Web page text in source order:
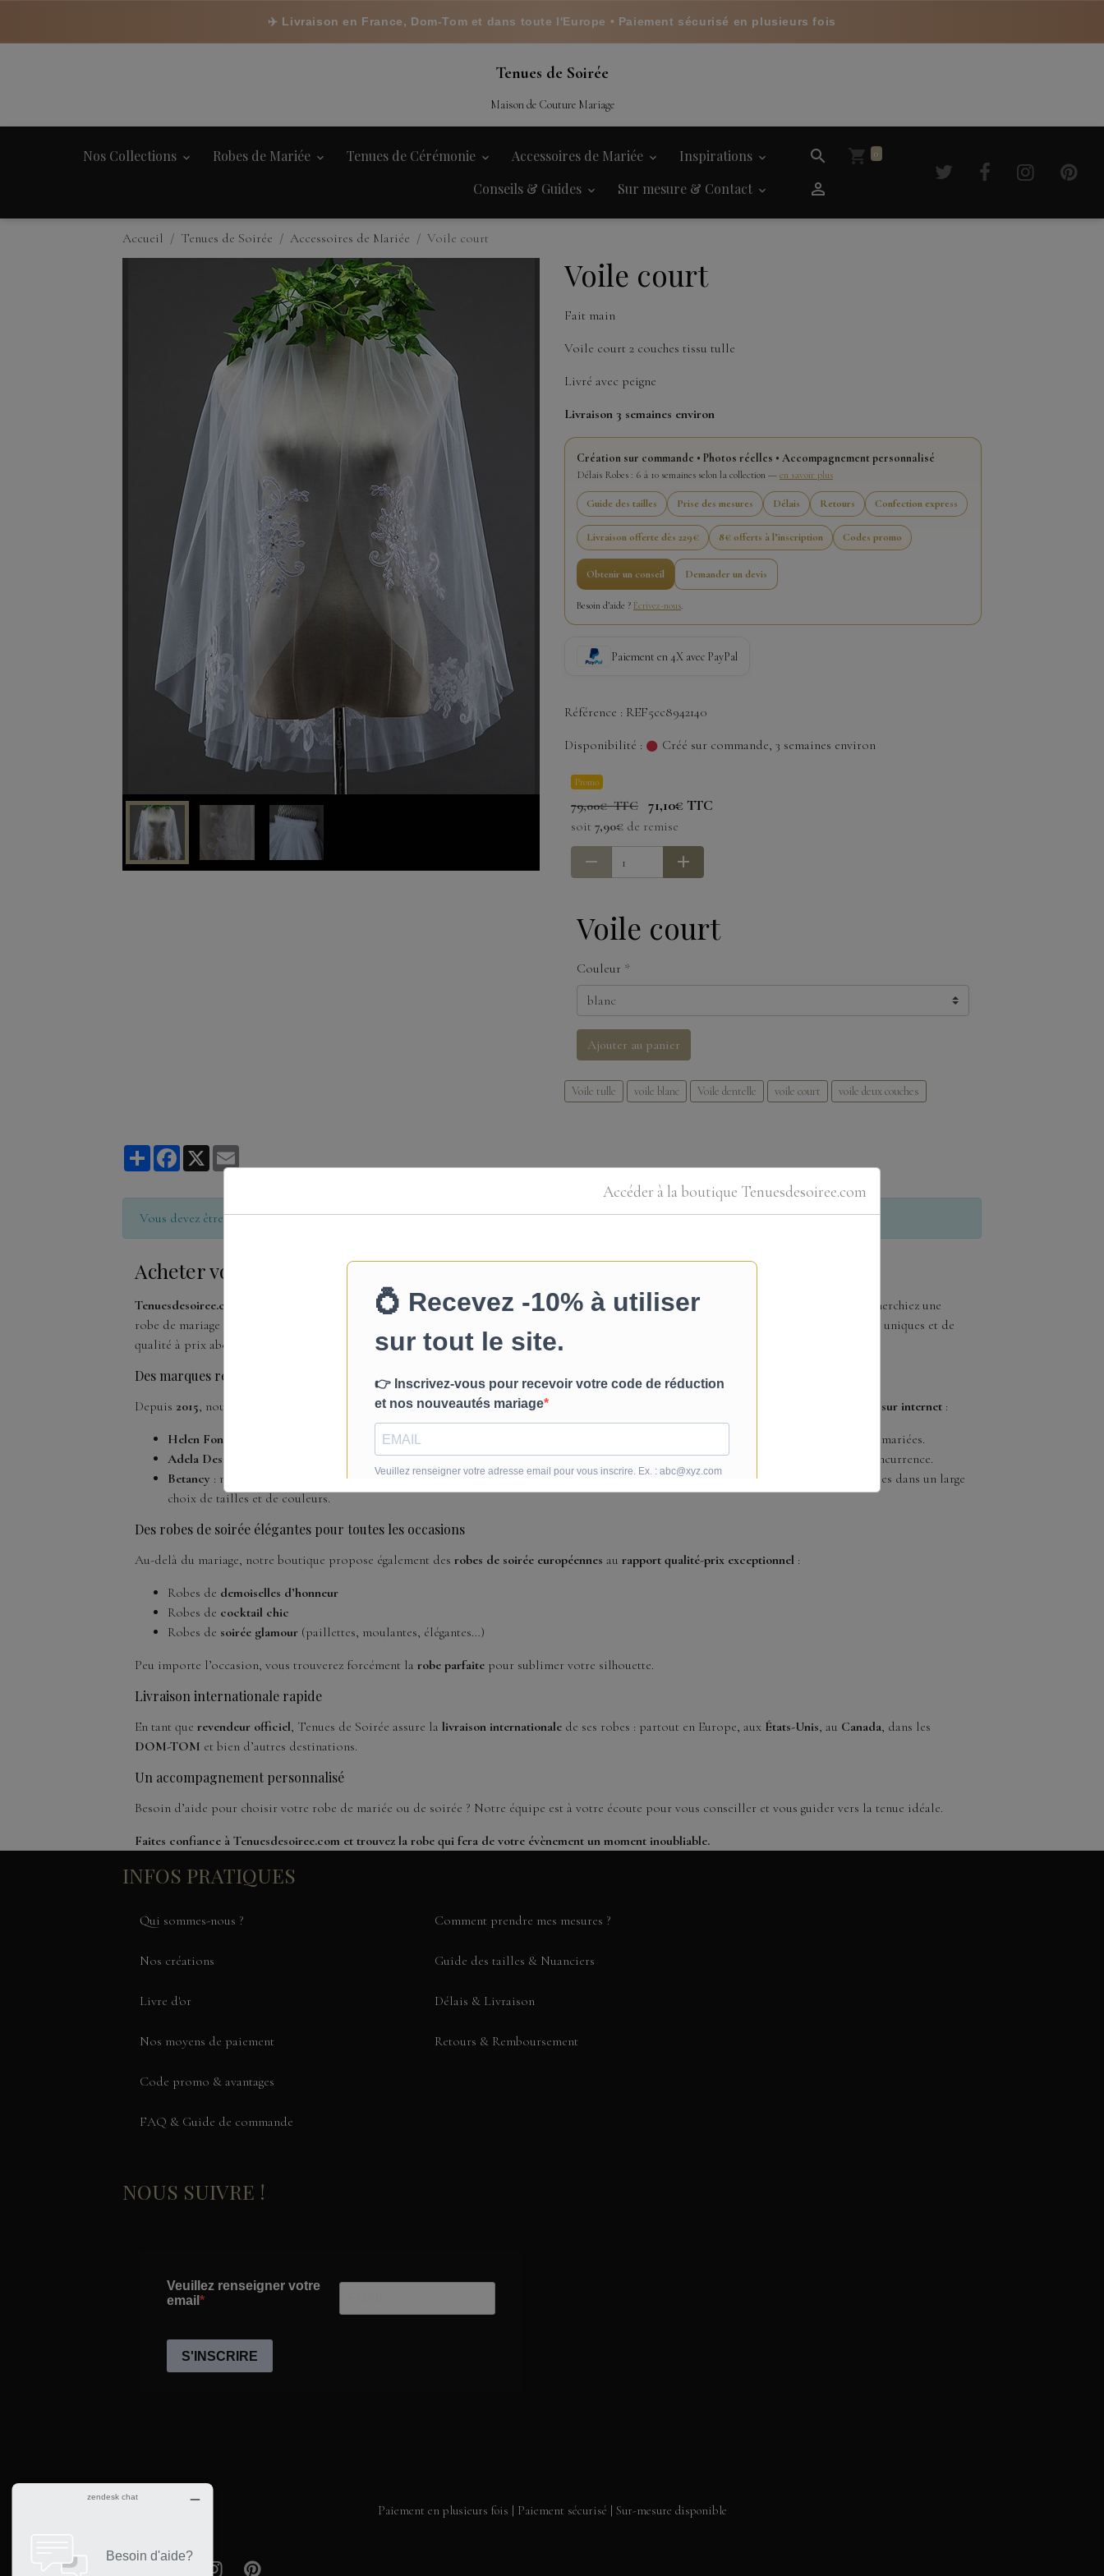
✈️ Livraison en France, Dom-Tom et dans toute l'Europe • Paiement sécurisé en plusieurs fois
Tenues de Soirée
Maison de Couture Mariage
Nos Collections Robes de Mariée Tenues de Cérémonie Accessoires de Mariée
Inspirations
Conseils & Guides
Sur mesure & Contact
0
Accueil Tenues de Soirée Accessoires de Mariée Voile court
Voile court
Fait main
Voile court 2 couches tissu tulle
Livré avec peigne
Livraison 3 semaines environ
Création sur commande • Photos réelles • Accompagnement personnalisé
Délais Robes : 6 à 10 semaines selon la collection — en savoir plus
Guide des tailles Prise des mesures Délais Retours Confection express
Livraison offerte dès 229€ 8€ offerts à l’inscription Codes promo
Obtenir un conseil Demander un devis
Besoin d’aide ? Écrivez-nous.
Paiement en 4X avec PayPal
Référence : REF5cc8942140
Disponibilité :
Créé sur commande, 3 semaines environ
Promo
79,00€ TTC 71,10€ TTC
soit 7,90€ de remise
Voile court
Couleur
Ajouter au panier
Voile tulle voile blanc Voile dentelle voile court voile deux couches
PartagerFacebook
X
Vous devez être connecté pour poster un commentaire
Acheter votre robe de mariée ou de soirée en ligne comme en boutique
Tenuesdesoiree.com robes de mariéeet desrobes de soiréepour tous les grands évènements de votre vie. Que vous recherchiez une
robe de mariage élégante, une robe de cocktail tendance ou une tenue de soirée glamour, notre boutique en ligne vous propose des modèles uniques et de
qualité à prix abordables.
Des marques reconnues, des collections exclusives
Depuis 2015, nous collaborons avec des créateurs de renompour offrir à nos clientes des robes de mariage et de soirée introuvables ailleurs sur internet :
Helen Fontaine
: créateur américain, réputé pour ses robes bohèmes et ses collections classiques qui séduisent de nombreuses futures mariées.
Adela Designs
: la marque coup de cœur de nos clientes, connue pour son style vintage raffiné et ses prix compétitifs défiant toute concurrence.
Betancy : notre nouvelle marque anglaise, déjà plébiscitée dans le monde entier, qui propose des collections intemporelles disponibles dans un large
choix de tailles et de couleurs.
Des robes de soirée élégantes pour toutes les occasions
Au-delà du mariage, notre boutique propose également desrobes de soirée européennes aurapport qualité-prix exceptionnel :
Robes de demoiselles d’honneur
Robes de cocktail chic
Robes de soirée glamour (paillettes, moulantes, élégantes…)
Peu importe l’occasion, vous trouverez forcément larobe parfaite pour sublimer votre silhouette.
Livraison internationale rapide
En tant querevendeur officiel, Tenues de Soirée assure lalivraison internationale de ses robes : partout en Europe, aux États-Unis, au Canada, dans les
DOM-TOM et bien d’autres destinations.
Un accompagnement personnalisé
Besoin d’aide pour choisir votre robe de mariée ou de soirée ? Notre équipe est à votre écoute pour vous conseiller et vous guider vers la tenue idéale.
Faites confiance à Tenuesdesoiree.com et trouvez la robe qui fera de votre évènement un moment inoubliable.
INFOS PRATIQUES
Qui sommes-nous ?
Nos créations
Livre d'or
Nos moyens de paiement
Code promo & avantages
FAQ & Guide de commande
Comment prendre mes mesures ?
Guide des tailles & Nuanciers
Délais & Livraison
Retours & Remboursement
NOUS SUIVRE !
Paiement en plusieurs fois | Paiement sécurisé | Sur-mesure disponible
Accéder à la boutique Tenuesdesoiree.com